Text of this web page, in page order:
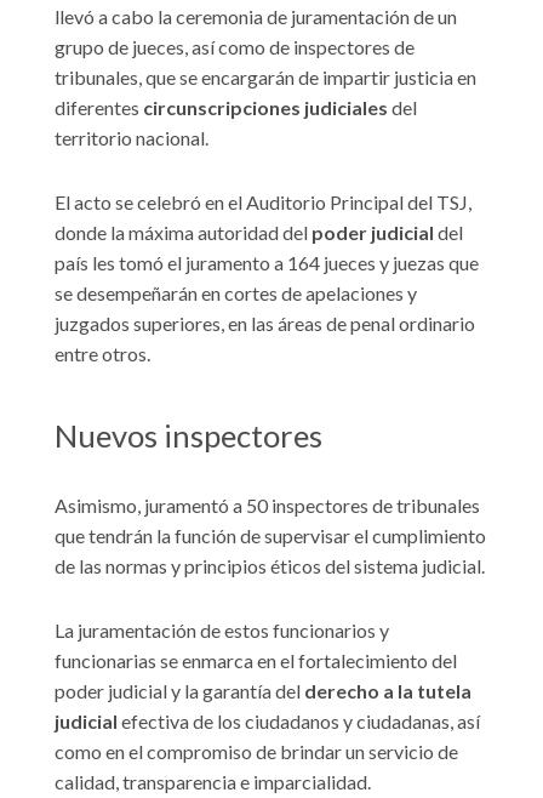
llevó a cabo la ceremonia de juramentación de un
grupo de jueces, así como de inspectores de
tribunales, que se encargarán de impartir justicia en
diferentes circunscripciones judiciales del
territorio nacional.
El acto se celebró en el Auditorio Principal del TSJ,
donde la máxima autoridad del poder judicial del
país les tomó el juramento a 164 jueces y juezas que
se desempeñarán en cortes de apelaciones y
juzgados superiores, en las áreas de penal ordinario
entre otros.
Nuevos inspectores
Asimismo, juramentó a 50 inspectores de tribunales
que tendrán la función de supervisar el cumplimiento
de las normas y principios éticos del sistema judicial.
La juramentación de estos funcionarios y
funcionarias se enmarca en el fortalecimiento del
poder judicial y la garantía del derecho a la tutela
judicial efectiva de los ciudadanos y ciudadanas, así
como en el compromiso de brindar un servicio de
calidad, transparencia e imparcialidad.